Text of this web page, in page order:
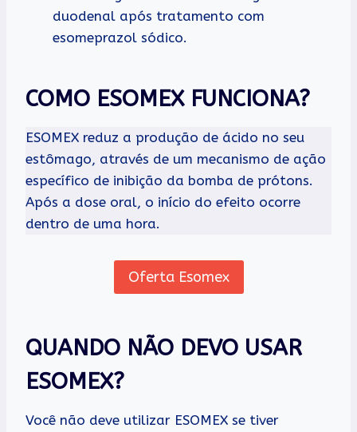
duodenal após tratamento com
esomeprazol sódico.
COMO ESOMEX FUNCIONA?
ESOMEX reduz a produção de ácido no seu
estômago, através de um mecanismo de ação
específico de inibição da bomba de prótons.
Após a dose oral, o início do efeito ocorre
dentro de uma hora.
Oferta Esomex
QUANDO NÃO DEVO USAR
ESOMEX?
Você não deve utilizar ESOMEX se tiver